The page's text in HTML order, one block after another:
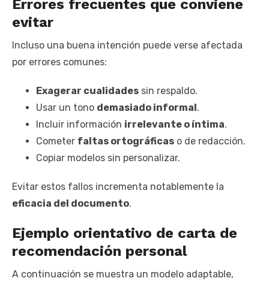
Errores frecuentes que conviene
evitar
Incluso una buena intención puede verse afectada
por errores comunes:
Exagerar cualidades sin respaldo.
Usar un tono demasiado informal .
Incluir información irrelevante o íntima.
Cometer faltas ortográficas o de redacción.
Copiar modelos sin personalizar.
Evitar estos fallos incrementa notablemente la
eficacia del documento.
Ejemplo orientativo de carta de
recomendación personal
A continuación se muestra un modelo adaptable,